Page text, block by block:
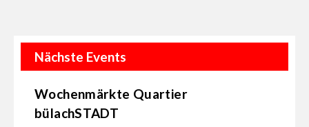
Nächste Events
Wochenmärkte Quartier
bülachSTADT